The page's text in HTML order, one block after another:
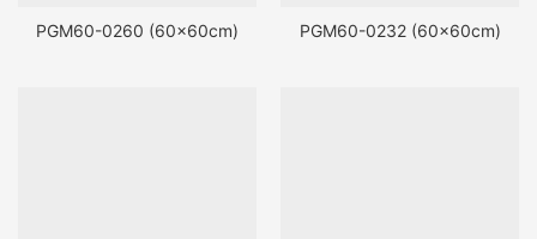
PGM60-0260 (60x60cm) PGM60-0232 (60x60cm)